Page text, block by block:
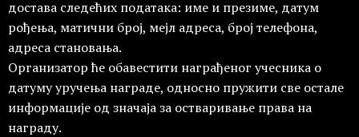
достава следећих података: име и презиме, датум
рођења, матични број, мејл адреса, број телефона,
адреса становања.
Организатор ће обавестити награђеног учесника о
датуму уручења награде, односно пружити све остале
информације од значаја за остваривање права на
награду.